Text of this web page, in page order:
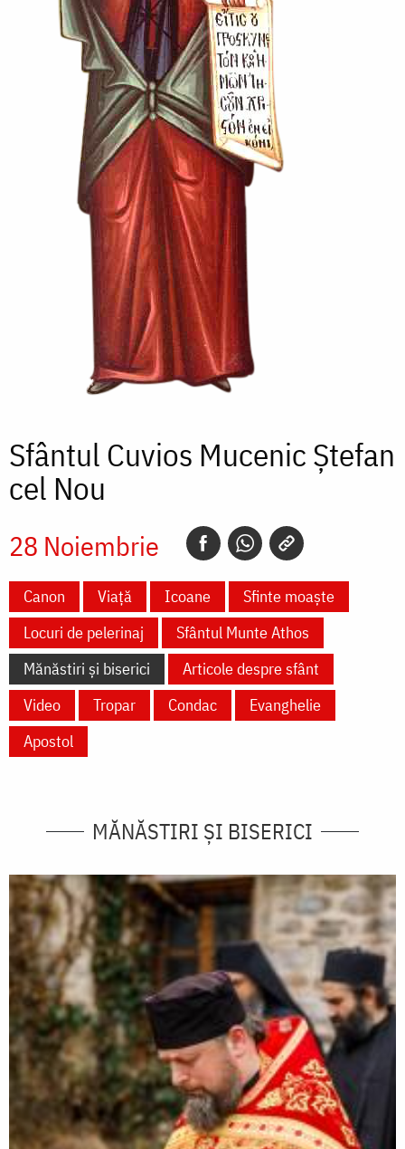
Sfântul Cuvios Mucenic Ștefan
cel Nou
28 Noiembrie
Canon Viață Icoane
Sfinte moaște
Locuri de pelerinaj
Sfântul Munte Athos
Mănăstiri și biserici
Articole despre sfânt
Video
Tropar Condac
Evanghelie
Apostol
MĂNĂSTIRI ȘI BISERICI